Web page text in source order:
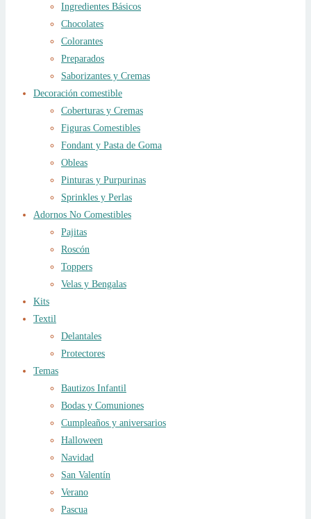
Ingredientes Básicos
Chocolates
Colorantes
Preparados
Saborizantes y Cremas
Decoración comestible
Coberturas y Cremas
Figuras Comestibles
Fondant y Pasta de Goma
Obleas
Pinturas y Purpurinas
Sprinkles y Perlas
Adornos No Comestibles
Pajitas
Roscón
Toppers
Velas y Bengalas
Kits
Textil
Delantales
Protectores
Temas
Bautizos Infantil
Bodas y Comuniones
Cumpleaños y aniversarios
Halloween
Navidad
San Valentín
Verano
Pascua